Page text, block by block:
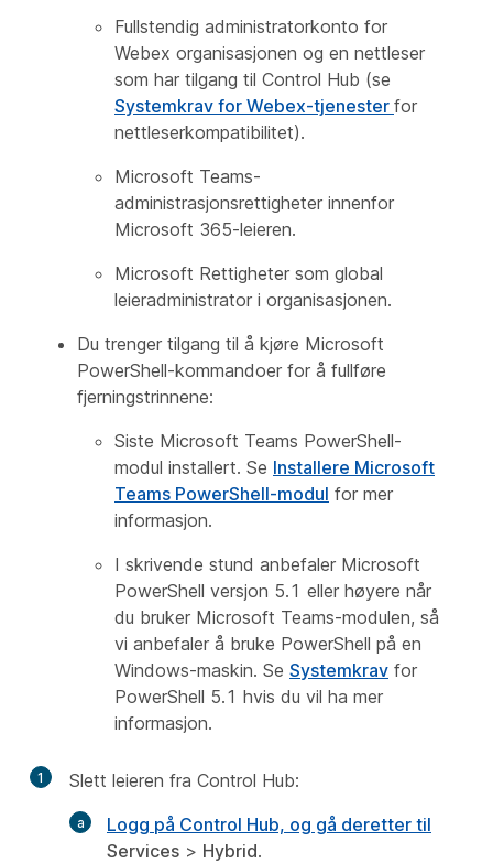
Fullstendig administratorkonto for
Webex organisasjonen og en nettleser
som har tilgang til Control Hub (se
Systemkrav for Webex-tjenester for
nettleserkompatibilitet).
Microsoft Teams-
administrasjonsrettigheter innenfor
Microsoft 365-leieren.
Microsoft Rettigheter som global
leieradministrator i organisasjonen.
Du trenger tilgang til å kjøre Microsoft
PowerShell-kommandoer for å fullføre
fjerningstrinnene:
Siste Microsoft Teams PowerShell-
modul installert. Se Installere Microsoft
Teams PowerShell-modul for mer
informasjon.
I skrivende stund anbefaler Microsoft
PowerShell versjon 5.1 eller høyere når
du bruker Microsoft Teams-modulen, så
vi anbefaler å bruke PowerShell på en
Windows-maskin. Se Systemkrav for
PowerShell 5.1 hvis du vil ha mer
informasjon.
1
Slett leieren fra Control Hub:
Logg på Control Hub, og gå deretter til
Services > Hybrid.